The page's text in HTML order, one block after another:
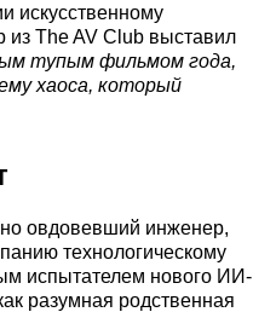
искусственному
из The AV Club выставил
тупым фильмом года,
хаоса, который
овдовевший инженер,
технологическому
испытателем нового ИИ-
разумная родственная